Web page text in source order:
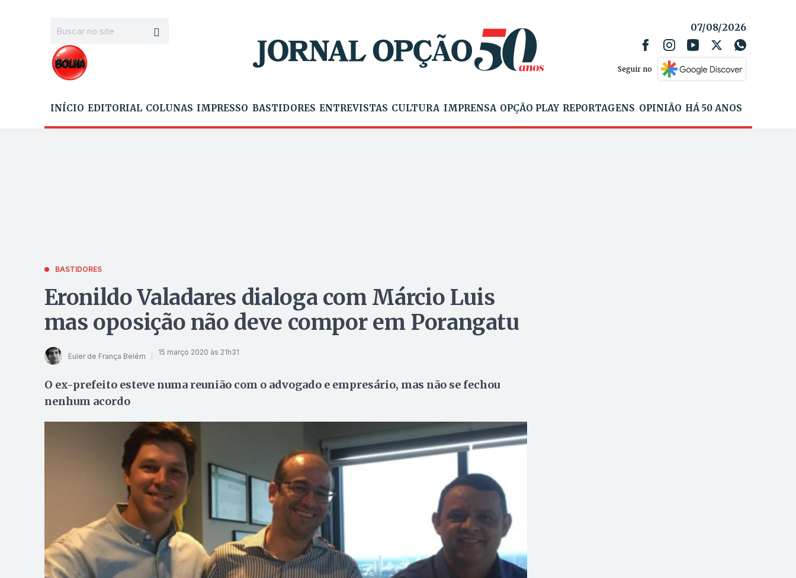
07/08/2026
Seguir no
INÍCIO EDITORIAL COLUNAS IMPRESSO BASTIDORES ENTREVISTAS CULTURA IMPRENSA OPÇÃO PLAY REPORTAGENS OPINIÃO HÁ 50 ANOS
BASTIDORES
Eronildo Valadares dialoga com Márcio Luis
mas oposição não deve compor em Porangatu
Euler de França Belém 15 março 2020 às 21h31
O ex-prefeito esteve numa reunião com o advogado e empresário, mas não se fechou
nenhum acordo